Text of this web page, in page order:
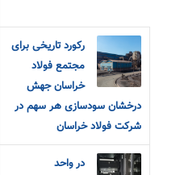
رکورد تاریخی برای
مجتمع فولاد
خراسان جهش
درخشان سودسازی هر سهم در
شرکت فولاد خراسان
در واحد